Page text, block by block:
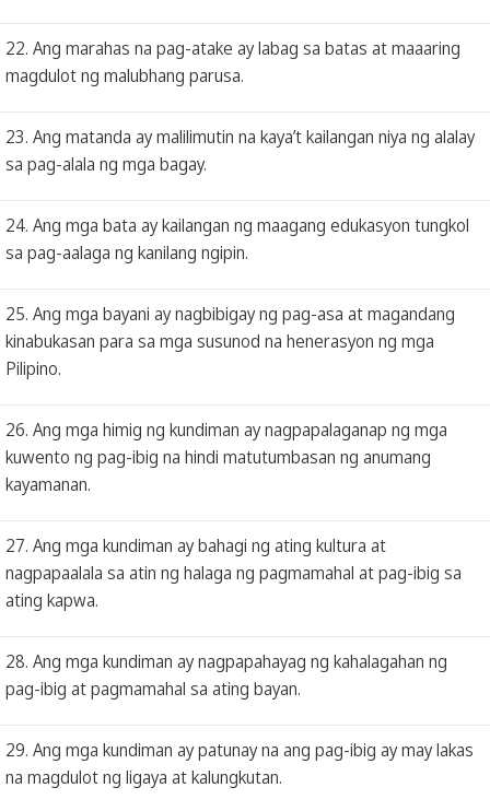
22. Ang marahas na pag-atake ay labag sa batas at maaaring
magdulot ng malubhang parusa.
23. Ang matanda ay malilimutin na kaya’t kailangan niya ng alalay
sa pag-alala ng mga bagay.
24. Ang mga bata ay kailangan ng maagang edukasyon tungkol
sa pag-aalaga ng kanilang ngipin.
25. Ang mga bayani ay nagbibigay ng pag-asa at magandang
kinabukasan para sa mga susunod na henerasyon ng mga
Pilipino.
26. Ang mga himig ng kundiman ay nagpapalaganap ng mga
kuwento ng pag-ibig na hindi matutumbasan ng anumang
kayamanan.
27. Ang mga kundiman ay bahagi ng ating kultura at
nagpapaalala sa atin ng halaga ng pagmamahal at pag-ibig sa
ating kapwa.
28. Ang mga kundiman ay nagpapahayag ng kahalagahan ng
pag-ibig at pagmamahal sa ating bayan.
29. Ang mga kundiman ay patunay na ang pag-ibig ay may lakas
na magdulot ng ligaya at kalungkutan.